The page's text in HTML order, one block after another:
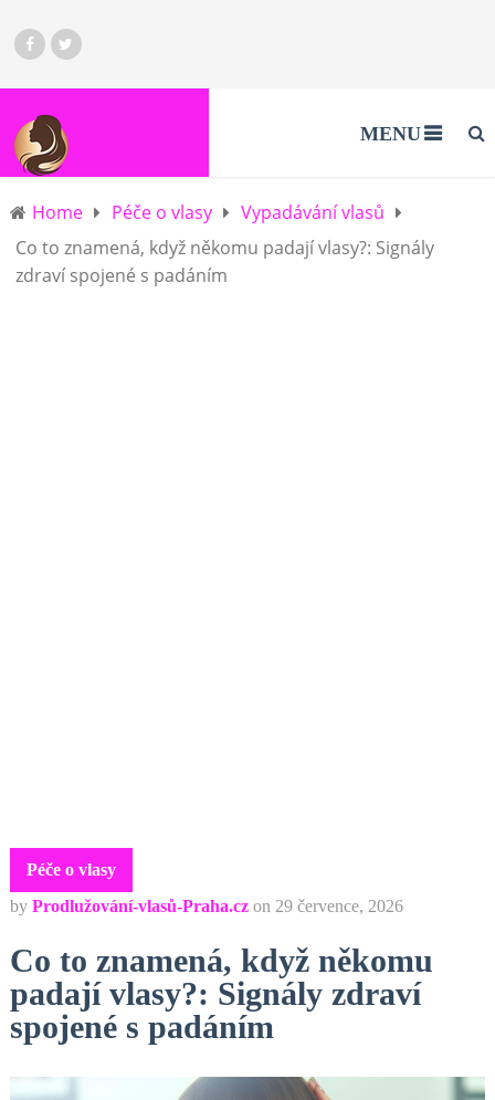
MENU
Home Péče o vlasy
Vypadávání vlasů
Co to znamená, když někomu padají vlasy?: Signály
zdraví spojené s padáním
Péče o vlasy
by Prodlužování-vlasů-Praha.cz on 29 července, 2026
Co to znamená, když někomu
padají vlasy?: Signály zdraví
spojené s padáním